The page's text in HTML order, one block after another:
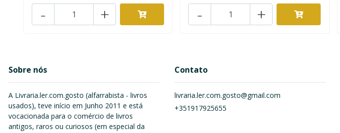
+
- +
-
Sobre nós
A Livraria.ler.com.gosto (alfarrabista - livros
usados), teve início em Junho 2011 e está
vocacionada para o comércio de livros
antigos, raros ou curiosos (em especial da
Contato
livraria.ler.com.gosto@gmail.com
+351917925655